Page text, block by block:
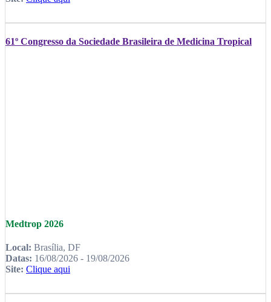
61º Congresso da Sociedade Brasileira de Medicina Tropical
Medtrop 2026
Local: Brasília, DF
Datas: 16/08/2026 - 19/08/2026
Site: Clique aqui